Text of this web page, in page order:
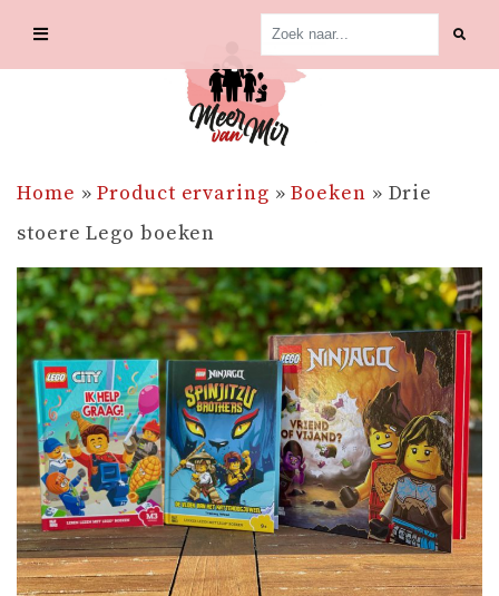
Home »Product ervaring »Boeken » Drie
stoere Lego boeken